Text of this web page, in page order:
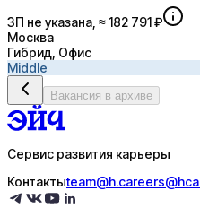
ЗП не указана, ≈ 182 791 ₽
Москва
Гибрид, Офис
Middle
Вакансия в архиве
Сервис развития карьеры
Контактыteam@h.careers